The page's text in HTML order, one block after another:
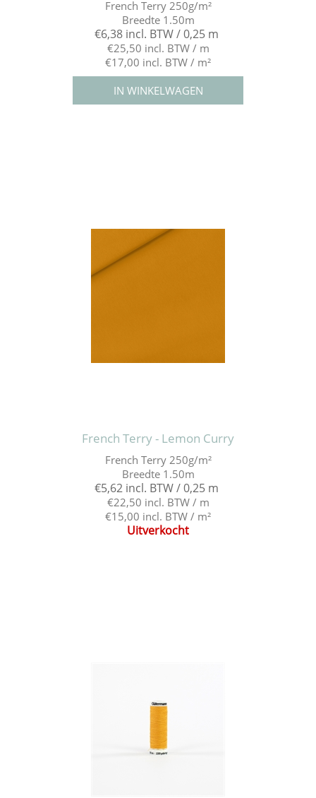
French Terry 250g/m²
Breedte 1.50m
€6,38 incl. BTW / 0,25 m
€25,50 incl. BTW / m
€17,00 incl. BTW / m²
French Terry - Lemon Curry
French Terry 250g/m²
Breedte 1.50m
€5,62 incl. BTW / 0,25 m
€22,50 incl. BTW / m
€15,00 incl. BTW / m²
Uitverkocht